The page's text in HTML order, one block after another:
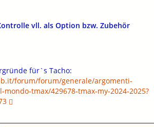
vll. als Option bzw. Zubehör
für`s Tacho:
forum/forum/generale/argomenti-
tmax/429678-tmax-my-2024-2025?